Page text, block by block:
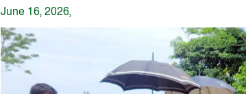
June 16, 2026,